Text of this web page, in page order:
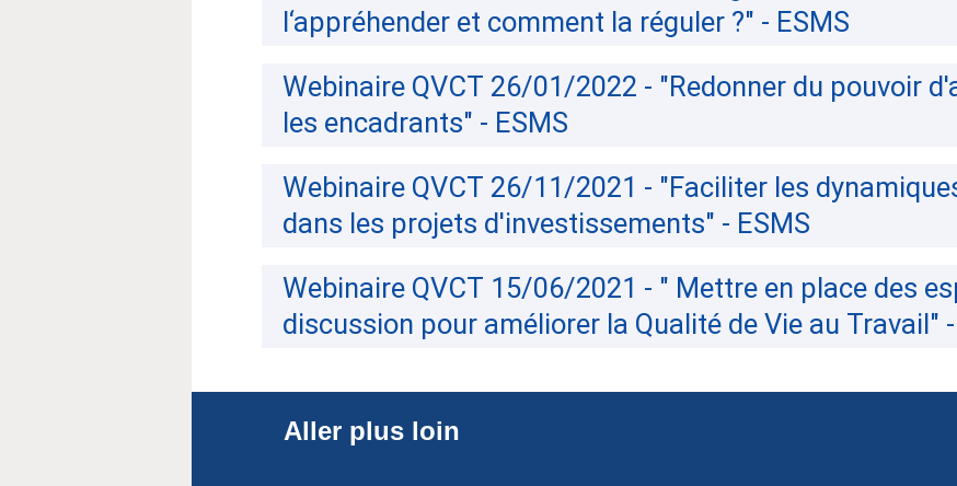
l‘appréhender et comment la réguler ?" - ESMS
Webinaire QVCT 26/01/2022 - "Redonner du pouvoir
les encadrants" - ESMS
Webinaire QVCT 26/11/2021 - "Faciliter les
dans les projets d'investissements" - ESMS
Webinaire QVCT 15/06/2021 - " Mettre en place des
discussion pour améliorer la Qualité de Vie au Travail"
Aller plus loin